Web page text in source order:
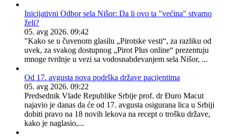
Inicijativni Odbor sela Nišor: Da li ovo ta "većina" stvarno
želi?
05. avg 2026. 09:42
"Kako se u čuvenom glasilu „Pirotske vesti“, za razliku od
uvek, za svakog dostupnog „Pirot Plus online“ prezentuju
mnoge tvrdnje u vezi sa vodosnabdevanjem sela Nišor, ...
Od 17. avgusta nova podrška države pacijentima
05. avg 2026. 09:22
Predsednik Vlade Republike Srbije prof. dr Đuro Macut
najavio je danas da će od 17. avgusta osigurana lica u Srbiji
dobiti pravo na 18 novih lekova na recept o trošku države,
kako je naglasio,...